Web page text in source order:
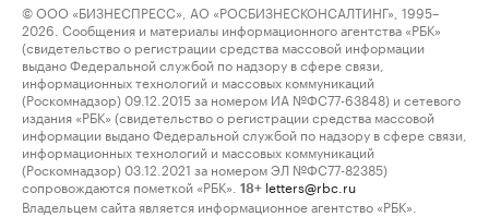
© ООО «БИЗНЕСПРЕСС», АО «РОСБИЗНЕСКОНСАЛТИНГ», 1995–
2026. Сообщения и материалы информационного агентства «РБК»
(свидетельство о регистрации средства массовой информации
выдано Федеральной службой по надзору в сфере связи,
информационных технологий и массовых коммуникаций
(Роскомнадзор) 09.12.2015 за номером ИА №ФС77-63848) и сетевого
издания «РБК» (свидетельство о регистрации средства массовой
информации выдано Федеральной службой по надзору в сфере связи,
информационных технологий и массовых коммуникаций
(Роскомнадзор) 03.12.2021 за номером ЭЛ №ФС77-82385)
сопровождаются пометкой «РБК».
18+ letters@rbc.ru
Владельцем сайта является информационное агентство «РБК».